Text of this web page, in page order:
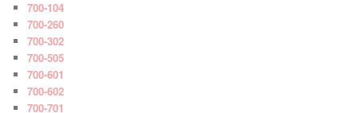
700-104
700-260
700-302
700-505
700-601
700-602
700-701